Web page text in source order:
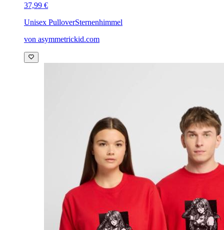
37,99 €
Unisex PulloverSternenhimmel
von asymmetrickid.com